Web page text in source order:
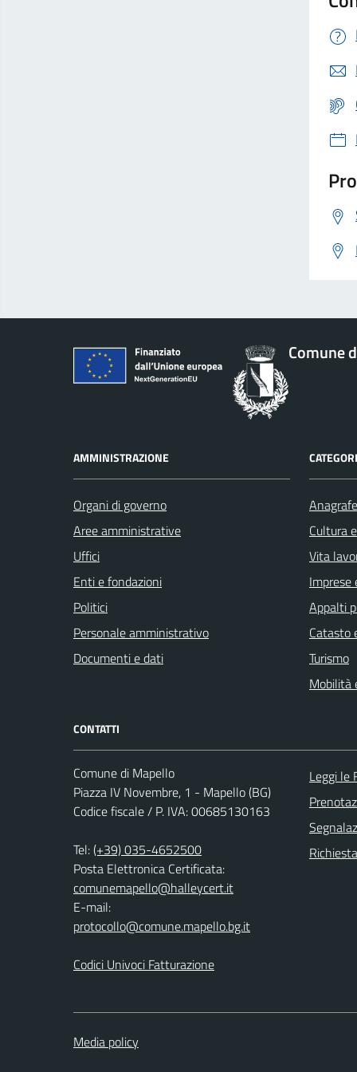
Comune
AMMINISTRAZIONE
Organi di governo
Aree amministrative
Uffici
Enti e fondazioni
Politici
Personale amministrativo
Documenti e dati
Cultura
Vita
Imprese
Appalti
Catasto
Turismo
Mobilità
CONTATTI
Comune di Mapello
Piazza IV Novembre, 1 - Mapello (BG)
Codice fiscale / P. IVA: 00685130163
Tel:(+39) 035-4652500
Posta Elettronica Certificata:
comunemapello@halleycert.it
E-mail:
protocollo@comune.mapello.bg.it
Codici Univoci Fatturazione
Leggi le
Media policy